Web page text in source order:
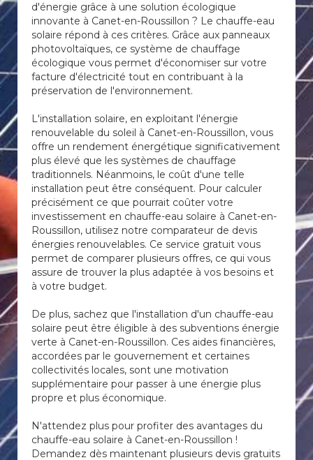
d'énergie grâce à une solution écologique
innovante à Canet-en-Roussillon ? Le chauffe-eau
solaire répond à ces critères. Grâce aux panneaux
photovoltaïques, ce système de chauffage
écologique vous permet d'économiser sur votre
facture d'électricité tout en contribuant à la
préservation de l'environnement.
L'installation solaire, en exploitant l'énergie
renouvelable du soleil à Canet-en-Roussillon, vous
offre un rendement énergétique significativement
plus élevé que les systèmes de chauffage
traditionnels. Néanmoins, le coût d'une telle
installation peut être conséquent. Pour calculer
précisément ce que pourrait coûter votre
investissement en chauffe-eau solaire à Canet-en-
Roussillon, utilisez notre comparateur de devis
énergies renouvelables. Ce service gratuit vous
permet de comparer plusieurs offres, ce qui vous
assure de trouver la plus adaptée à vos besoins et
à votre budget.
De plus, sachez que l'installation d'un chauffe-eau
solaire peut être éligible à des subventions énergie
verte à Canet-en-Roussillon. Ces aides financières,
accordées par le gouvernement et certaines
collectivités locales, sont une motivation
supplémentaire pour passer à une énergie plus
propre et plus économique.
N'attendez plus pour profiter des avantages du
chauffe-eau solaire à Canet-en-Roussillon !
Demandez dès maintenant plusieurs devis gratuits